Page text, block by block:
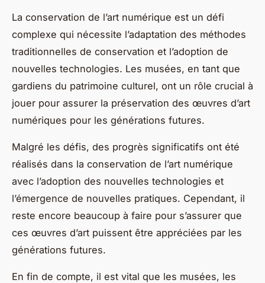
La conservation de l’art numérique est un défi
complexe qui nécessite l’adaptation des méthodes
traditionnelles de conservation et l’adoption de
nouvelles technologies. Les musées, en tant que
gardiens du patrimoine culturel, ont un rôle crucial à
jouer pour assurer la préservation des œuvres d’art
numériques pour les générations futures.
Malgré les défis, des progrès significatifs ont été
réalisés dans la conservation de l’art numérique
avec l’adoption des nouvelles technologies et
l’émergence de nouvelles pratiques. Cependant, il
reste encore beaucoup à faire pour s’assurer que
ces œuvres d’art puissent être appréciées par les
générations futures.
En fin de compte, il est vital que les musées, les